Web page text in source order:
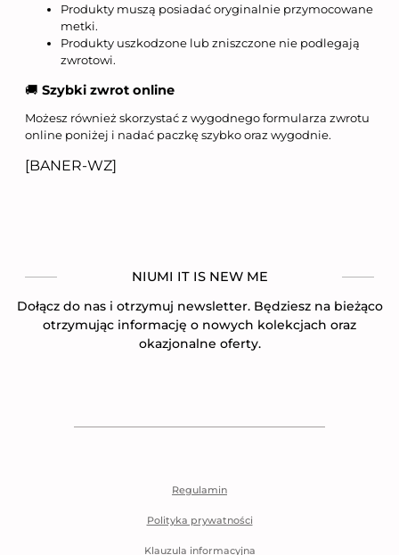
Produkty muszą posiadać oryginalnie przymocowane
metki.
Produkty uszkodzone lub zniszczone nie podlegają
zwrotowi.
🚚 Szybki zwrot online
Możesz również skorzystać z wygodnego formularza zwrotu
online poniżej i nadać paczkę szybko oraz wygodnie.
[BANER-WZ]
NIUMI IT IS NEW ME
Dołącz do nas i otrzymuj newsletter. Będziesz na bieżąco
otrzymując informację o nowych kolekcjach oraz
okazjonalne oferty.
Regulamin
Polityka prywatności
Klauzula informacyjna